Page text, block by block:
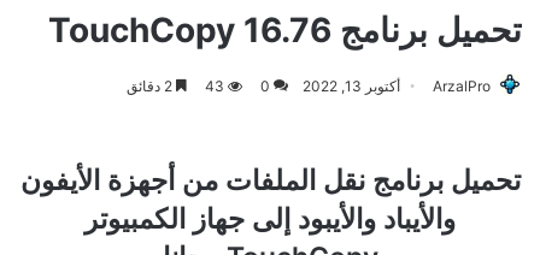
تحميل برنامج TouchCopy 16.76
ArzalPro أكتوبر 13, 2022 0
43
تحميل برنامج نقل الملفات من أجهزة الأيفون
والأيباد والأيبود إلى جهاز الكمبيوتر